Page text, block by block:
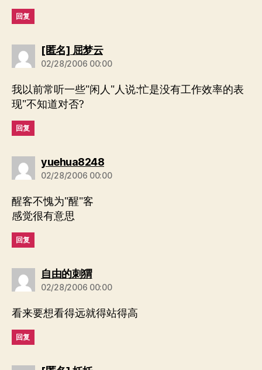
回复
[匿名] 屈梦云说：
02/28/2006 00:00
我以前常听一些"闲人"人说:忙是没有工作效率的表
现"不知道对否?
回复
yuehua8248说：
02/28/2006 00:00
醒客不愧为"醒"客
感觉很有意思
回复
自由的刺猬说：
02/28/2006 00:00
看来要想看得远就得站得高
回复